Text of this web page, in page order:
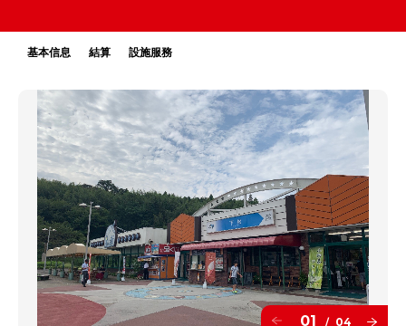
基本信息 結算 設施服務
01 / 04